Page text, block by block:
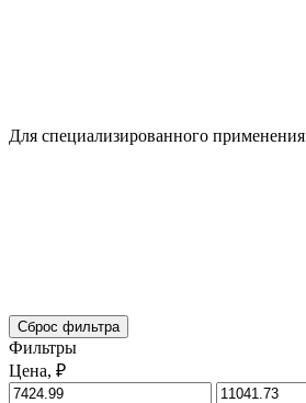
Для специализированного применения
Сброс фильтра
Фильтры
Цена, ₽